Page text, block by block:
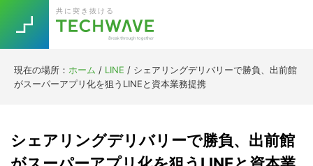
primary
navigation
main
content
primary
sidebar
footer
共に突き抜ける
現在の場所： ホーム / LINE / シェアリングデリバリーで勝負、出前館
がスーパーアプリ化を狙うLINEと資本業務提携
シェアリングデリバリーで勝負、出前館
Trend 今話題の注目キーワード
5G Asana テレワーク